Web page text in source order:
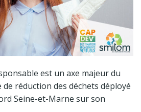
est un axe majeur du
réduction des déchets déployé
Seine-et-Marne sur son